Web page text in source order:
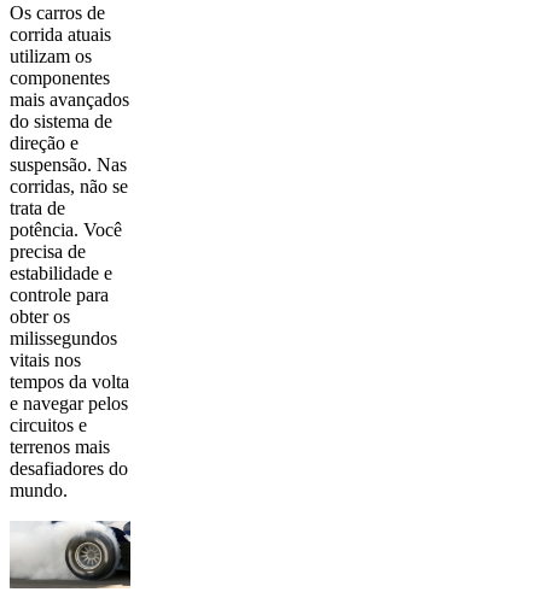
Os carros de
corrida atuais
utilizam os
componentes
mais avançados
do sistema de
direção e
suspensão. Nas
corridas, não se
trata de
potência. Você
precisa de
estabilidade e
controle para
obter os
milissegundos
vitais nos
tempos da volta
e navegar pelos
circuitos e
terrenos mais
desafiadores do
mundo.